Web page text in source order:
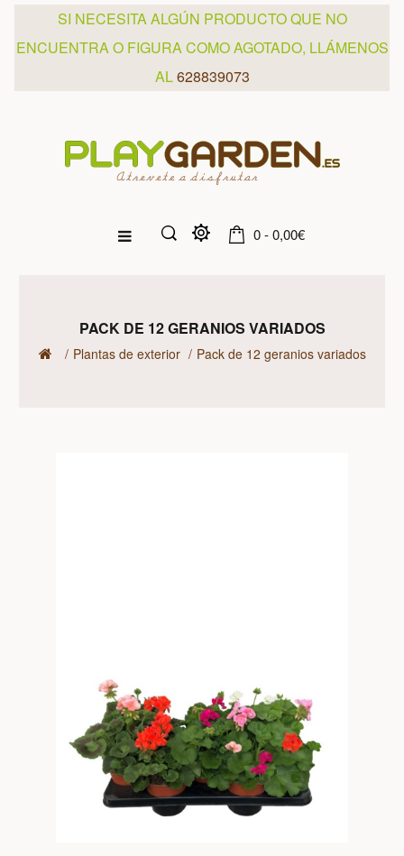
SI NECESITA ALGÚN PRODUCTO QUE NO
ENCUENTRA O FIGURA COMO AGOTADO, LLÁMENOS
AL628839073
0 - 0,00€
PACK DE 12 GERANIOS VARIADOS
Plantas de exterior Pack de 12 geranios variados